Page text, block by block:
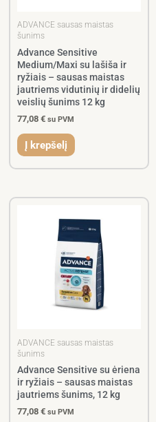
ADVANCE sausas maistas
šunims
Advance Sensitive
Medium/Maxi su lašiša ir
ryžiais – sausas maistas
jautriems vidutinių ir didelių
veislių šunims 12 kg
77,08 € su PVM
Į krepšelį
ADVANCE sausas maistas
šunims
Advance Sensitive su ėriena
ir ryžiais – sausas maistas
jautriems šunims, 12 kg
77,08 € su PVM